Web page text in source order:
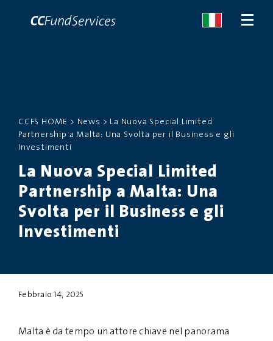
SERVIZI
SERVIZI
NEWS
CCFS HOME > News > La Nuova Special Limited
Partnership a Malta: Una Svolta per il Business e gli
Investimenti
La Nuova Special Limited
Partnership a Malta: Una
Svolta per il Business e gli
Investimenti
Febbraio 14, 2025
Malta è da tempo un attore chiave nel panorama